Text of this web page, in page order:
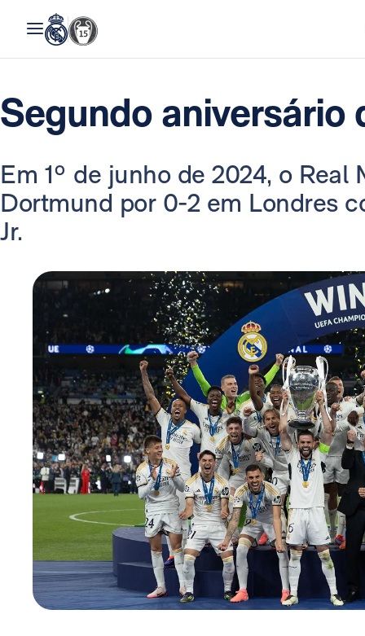
Segundo aniversário
Em 1º de junho de 2024, o
Dortmund por 0-2 em Londres
Jr.